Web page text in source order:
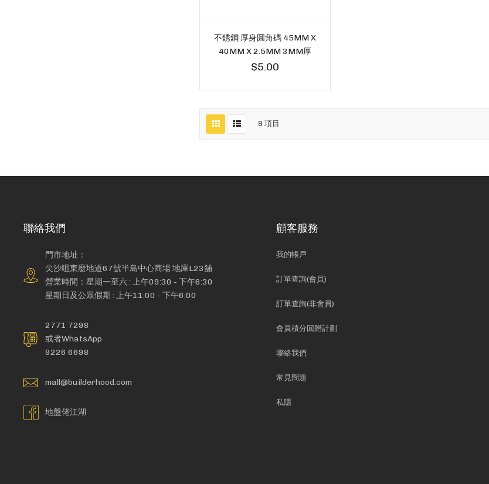
不銹鋼 厚身圓角碼 45MM X
40MM X 2.5MM 3MM厚
$5.00
9 項目
聯絡我們
門市地址：
尖沙咀東麼地道67號半島中心商場 地庫L23舖
營業時間：星期一至六 : 上午09:30 - 下午6:30
星期日及公眾假期 : 上午11:00 - 下午6:00
2771 7298
或者WhatsApp
9226 6698
mall@builderhood.com
地盤佬江湖
顧客服務
我的帳戶
訂單查詢(會員)
訂單查詢(非會員)
會員積分回贈計劃
聯絡我們
常見問題
私隱